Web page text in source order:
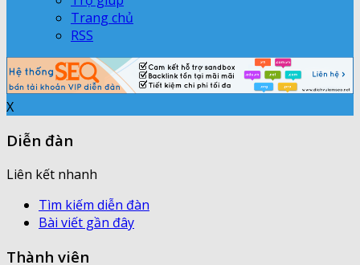
Trang chủ
RSS
X
Diễn đàn
Liên kết nhanh
Tìm kiếm diễn đàn
Bài viết gần đây
Thành viên